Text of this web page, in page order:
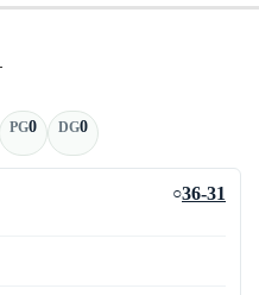
PG0 DG0
○36-31